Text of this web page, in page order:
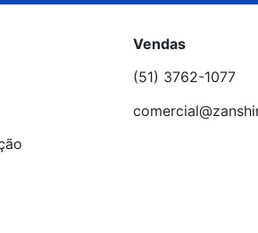
Vendas
(51) 3762-1077